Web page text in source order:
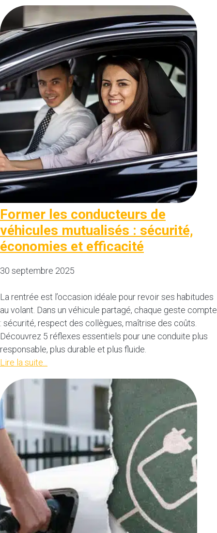
Former les conducteurs de
véhicules mutualisés : sécurité,
économies et efficacité
30 septembre 2025
La rentrée est l’occasion idéale pour revoir ses habitudes
au volant. Dans un véhicule partagé, chaque geste compte
: sécurité, respect des collègues, maîtrise des coûts.
Découvrez 5 réflexes essentiels pour une conduite plus
responsable, plus durable et plus fluide.
Lire la suite...